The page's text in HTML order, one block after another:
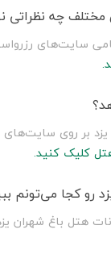
چه نظراتی
سایت‌های
کلیک کنید.
رو کجا می‌تونم
هتل باغ شهران